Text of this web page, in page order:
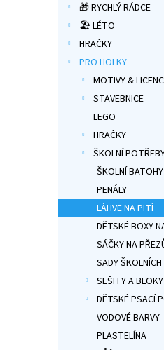
🎁 RYCHLÝ RÁDCE
🏖️ LÉTO
HRAČKY
PRO HOLKY
MOTIVY &
STAVEBNICE
LEGO
HRAČKY
ŠKOLNÍ
ŠKOLNÍ BATOHY
PENÁLY
LÁHVE NA PITÍ
DĚTSKÉ BOXY
SÁČKY NA
SADY
SEŠITY A BLOKY
DĚTSKÉ PSACÍ
VODOVÉ BARVY
PLASTELÍNA